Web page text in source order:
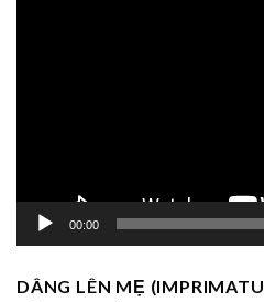
00:00
DÂNG LÊN MẸ